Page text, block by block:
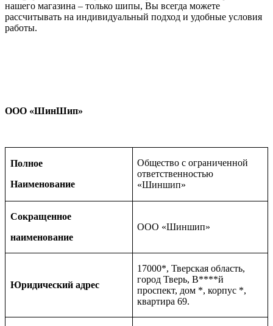
нашего магазина – только шипы, Вы всегда можете
рассчитывать на индивидуальный подход и удобные условия
работы.
ООО «ШинШип»
Полное
Наименование
Общество с ограниченной
ответственностью
«Шиншип»
Сокращенное
наименование
ООО «Шиншип»
Юридический адрес
17000*, Тверская область,
город Тверь, В****й
проспект, дом *, корпус *,
квартира 69.